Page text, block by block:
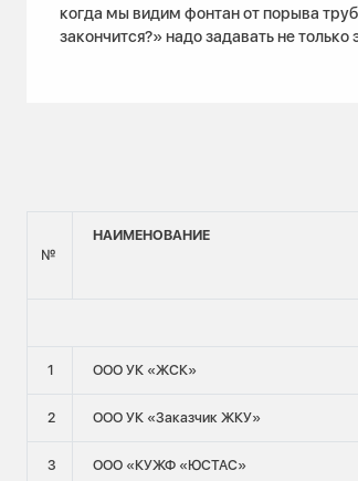
когда мы видим фонтан от порыва
закончится?» надо задавать не
№
НАИМЕНОВАНИЕ
1 ООО УК «ЖСК»
2 ООО УК «Заказчик ЖКУ»
3 ООО «КУЖФ «ЮСТАС»